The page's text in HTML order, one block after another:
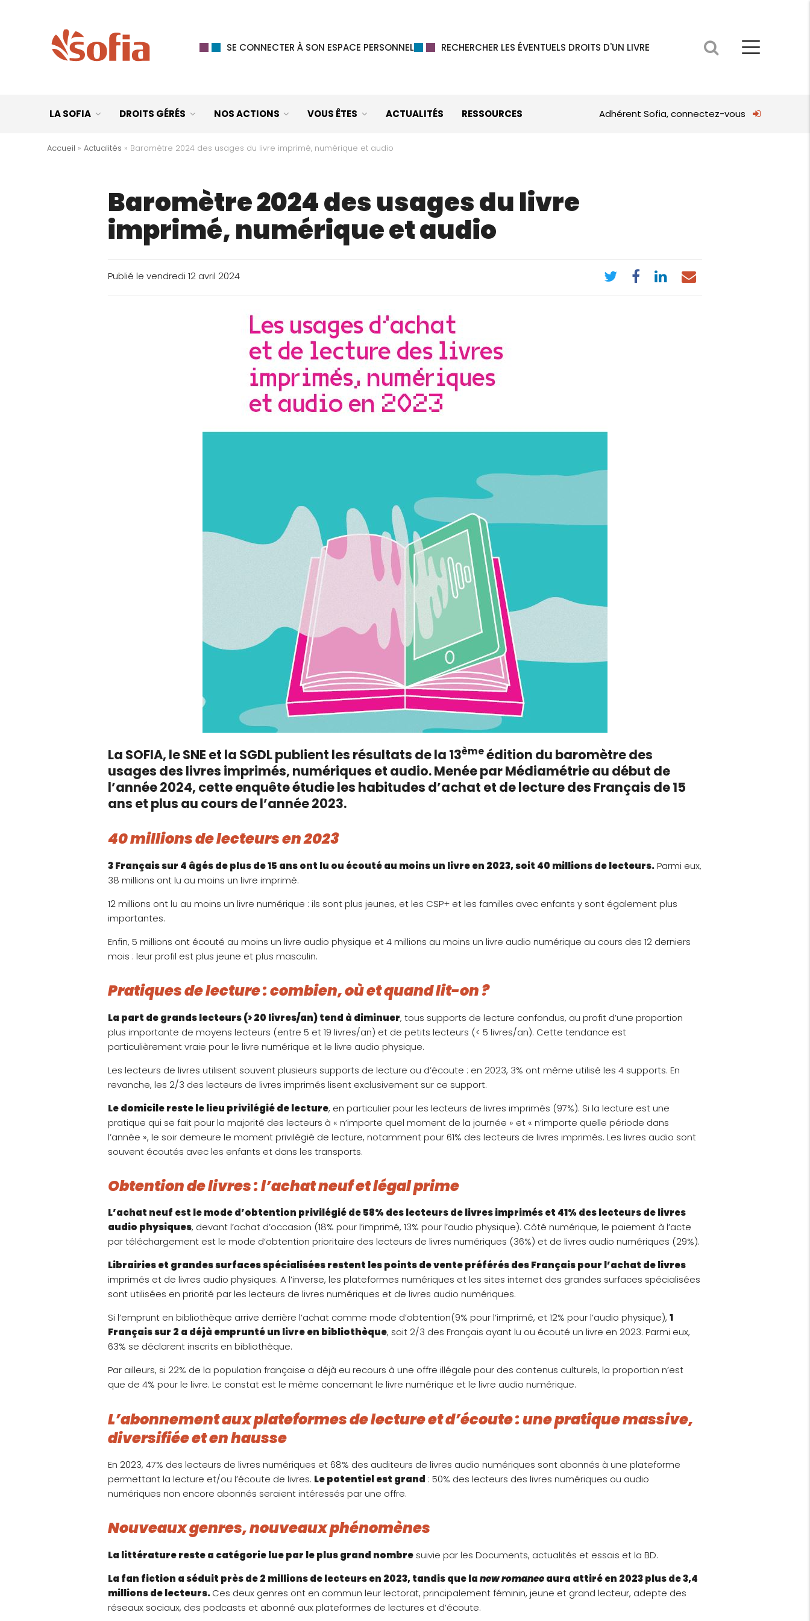
SE CONNECTER À SON ESPACE PERSONNEL RECHERCHER LES ÉVENTUELS DROITS D'UN LIVRE
LA SOFIA DROITS GÉRÉS NOS ACTIONS VOUS ÊTES ACTUALITÉS RESSOURCES Adhérent Sofia, connectez-vous
Accueil »Actualités » Baromètre 2024 des usages du livre imprimé, numérique et audio
Baromètre 2024 des usages du livre
imprimé, numérique et audio
Publié le vendredi 12 avril 2024
La SOFIA, le SNE et la SGDL publient les résultats de la 13èmeédition du baromètre des
usages des livres imprimés, numériques et audio. Menée par Médiamétrie au début de
l’année 2024, cette enquête étudie les habitudes d’achat et de lecture des Français de 15
ans et plus au cours de l’année 2023.
40 millions de lecteurs en 2023
3 Français sur 4 âgés de plus de 15 ans ont lu ou écouté au moins un livre en 2023, soit 40 millions de lecteurs.Parmi eux,
38 millions ont lu au moins un livre imprimé.
12 millions ont lu au moins un livre numérique : ils sont plus jeunes, et les CSP+ et les familles avec enfants y sont également plus
importantes.
Enfin, 5 millions ont écouté au moins un livre audio physique et 4 millions au moins un livre audio numérique au cours des 12 derniers
mois : leur profil est plus jeune et plus masculin.
Pratiques de lecture : combien, où et quand lit-on ?
La part de grands lecteurs (> 20 livres/an) tend à diminuer, tous supports de lecture confondus, au profit d’une proportion
plus importante de moyens lecteurs (entre 5 et 19 livres/an) et de petits lecteurs (< 5 livres/an). Cette tendance est
particulièrement vraie pour le livre numérique et le livre audio physique.
Les lecteurs de livres utilisent souvent plusieurs supports de lecture ou d’écoute : en 2023, 3% ont même utilisé les 4 supports. En
revanche, les 2/3 des lecteurs de livres imprimés lisent exclusivement sur ce support.
Le domicile reste le lieu privilégié de lecture, en particulier pour les lecteurs de livres imprimés (97%). Si la lecture est une
pratique qui se fait pour la majorité des lecteurs à « n’importe quel moment de la journée » et « n’importe quelle période dans
l’année », le soir demeure le moment privilégié de lecture, notamment pour 61% des lecteurs de livres imprimés. Les livres audio sont
souvent écoutés avec les enfants et dans les transports.
Obtention de livres : l’achat neuf et légal prime
L’achat neuf est le mode d’obtention privilégié de 58% des lecteurs de livres imprimés et 41% des lecteurs de livres
audio physiques, devant l’achat d’occasion (18% pour l’imprimé, 13% pour l’audio physique). Côté numérique, le paiement à l’acte
par téléchargement est le mode d’obtention prioritaire des lecteurs de livres numériques (36%) et de livres audio numériques (29%).
Librairies et grandes surfaces spécialisées restent les points de vente préférés des Français pour l’achat de livres
imprimés et de livres audio physiques. A l’inverse, les plateformes numériques et les sites internet des grandes surfaces spécialisées
sont utilisées en priorité par les lecteurs de livres numériques et de livres audio numériques.
Si l’emprunt en bibliothèque arrive derrière l’achat comme mode d’obtention(9% pour l’imprimé, et 12% pour l’audio physique),1
Français sur 2 a déjà emprunté un livre en bibliothèque, soit 2/3 des Français ayant lu ou écouté un livre en 2023. Parmi eux,
63% se déclarent inscrits en bibliothèque.
Par ailleurs, si 22% de la population française a déjà eu recours à une offre illégale pour des contenus culturels, la proportion n’est
que de 4% pour le livre. Le constat est le même concernant le livre numérique et le livre audio numérique.
L’abonnement aux plateformes de lecture et d’écoute : une pratique massive,
diversifiée et en hausse
En 2023, 47% des lecteurs de livres numériques et 68% des auditeurs de livres audio numériques sont abonnés à une plateforme
permettant la lecture et/ou l’écoute de livres. Le potentiel est grand : 50% des lecteurs des livres numériques ou audio
numériques non encore abonnés seraient intéressés par une offre.
Nouveaux genres, nouveaux phénomènes
La littérature reste a catégorie lue par le plus grand nombre suivie par les Documents, actualités et essais et la BD.
La fan fiction a séduit près de 2 millions de lecteurs en 2023, tandis que lanew romanceaura attiré en 2023 plus de 3,4
millions de lecteurs.Ces deux genres ont en commun leur lectorat, principalement féminin, jeune et grand lecteur, adepte des
réseaux sociaux, des podcasts et abonné aux plateformes de lectures et d’écoute.